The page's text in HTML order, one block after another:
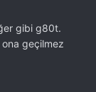
gibi g80t.
geçilmez